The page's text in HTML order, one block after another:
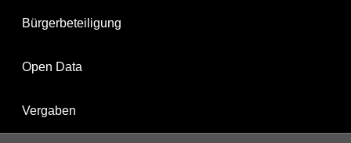
Bürgerbeteiligung
Open Data
Vergaben